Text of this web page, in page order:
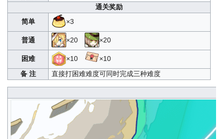
通关奖励
简单
×3
普通 ×20 ×20
困难 ×10
×10
备 注
直接打困难难度可同时完成三种难度